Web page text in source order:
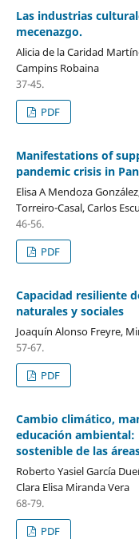
Las industrias
mecenazgo.
Alicia de la Caridad
Campins Robaina
37-45.
PDF
Manifestations of
pandemic crisis in
Elisa A Mendoza
Torreiro-Casal, Carlos
46-56.
PDF
Capacidad resiliente
naturales y sociales
Joaquín Alonso Freyre,
57-67.
PDF
Cambio climático,
educación
sostenible de las
Roberto Yasiel García
Clara Elisa Miranda Vera
68-79.
PDF